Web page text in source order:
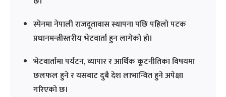
स्पेनमा नेपाली राजदूतावास स्थापना पछि पहिलो पटक
प्रधानमन्त्रीस्तरीय भेटवार्ता हुन लागेको हो।
भेटवार्तामा पर्यटन, व्यापार र आर्थिक कूटनीतिका विषयमा
छलफल हुने र यसबाट दुबै देश लाभान्वित हुने अपेक्षा
गरिएको छ।